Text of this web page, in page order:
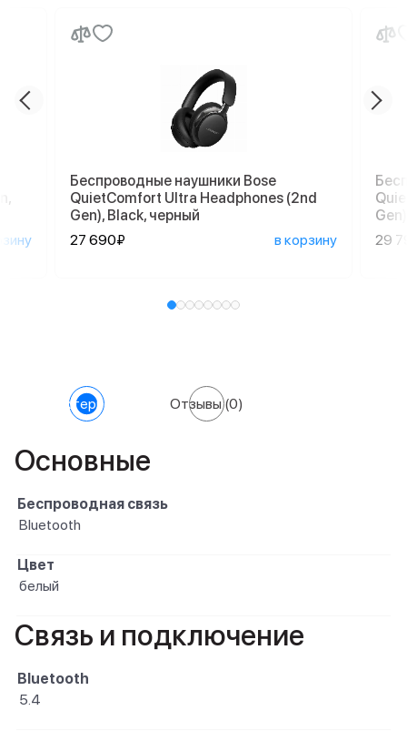
Беспроводные наушники Bose
QuietComfort Ultra Headphones (2nd
Gen), Black, черный
27 690₽
в корзину
29
Характеристики Отзывы(0)
Основные
Беспроводная связь
Bluetooth
Цвет
белый
Связь и подключение
Bluetooth
5.4